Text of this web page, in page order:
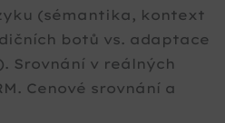
(sémantika, kontext
botů vs. adaptace
Srovnání v reálných
Cenové srovnání a